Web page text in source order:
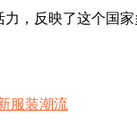
，反映了这个国
服装潮流